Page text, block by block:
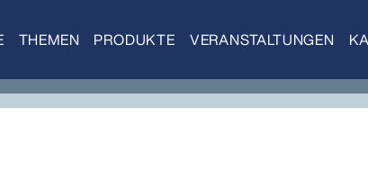
THEMEN PRODUKTE VERANSTALTUNGEN